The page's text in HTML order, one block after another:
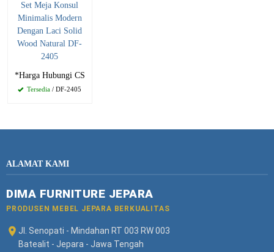
Set Meja Konsul
Minimalis Modern
Dengan Laci Solid
Wood Natural DF-
2405
*Harga Hubungi CS
Tersedia / DF-2405
ALAMAT KAMI
DIMA FURNITURE JEPARA
PRODUSEN MEBEL JEPARA BERKUALITAS
Jl. Senopati - Mindahan RT 003 RW 003
Batealit - Jepara - Jawa Tengah